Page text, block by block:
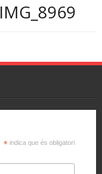
* indica que és obligatori